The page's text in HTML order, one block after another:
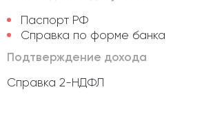
Паспорт РФ
Справка по форме банка
Подтверждение дохода
Справка 2-НДФЛ